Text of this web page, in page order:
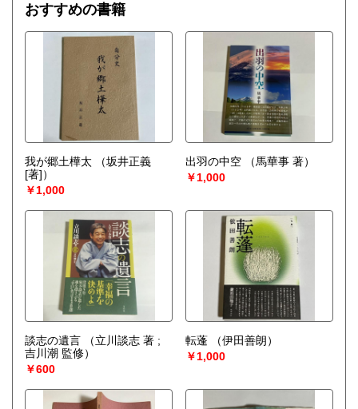
おすすめの書籍
我が郷土樺太
（坂井正義
[著]）
￥1,000
出羽の中空
（馬華事 著）
￥1,000
談志の遺言
（立川談志 著 ;
吉川潮 監修）
￥600
転蓬
（伊田善朗）
￥1,000